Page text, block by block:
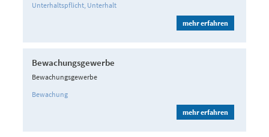
Unterhaltspflicht Unterhalt
mehr erfahren
Bewachungsgewerbe
Bewachungsgewerbe
Bewachung
mehr erfahren